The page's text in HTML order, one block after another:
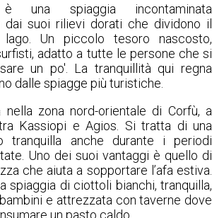
una spiaggia incontaminata
dai suoi rilievi dorati che dividono il
Un piccolo tesoro nascosto,
adatto a tutte le persone che si
un po'. La tranquillità qui regna
dalle spiagge più turistiche.
nella zona nord-orientale di Corfù, a
Kassiopi e Agios. Si tratta di una
tranquilla anche durante i periodi
Uno dei suoi vantaggi è quello di
che aiuta a sopportare l’afa estiva.
spiaggia di ciottoli bianchi, tranquilla,
e attrezzata con taverne dove
un pasto caldo.